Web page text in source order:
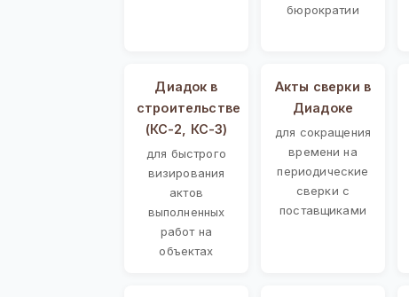
бюрократии
Диадок в
строительстве
(КС-2, КС-3)
для быстрого
визирования
актов
выполненных
работ на
объектах
Акты сверки в
Диадоке
для сокращения
времени на
периодические
сверки с
поставщиками